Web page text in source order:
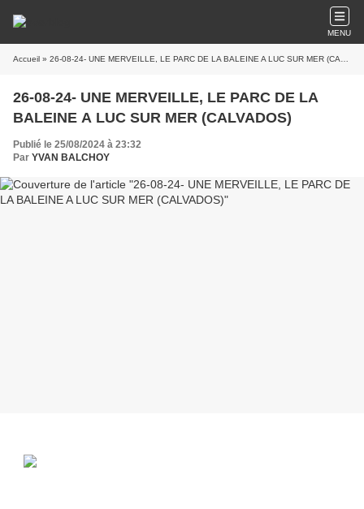
MENU
Accueil » 26-08-24- UNE MERVEILLE, LE PARC DE LA BALEINE A LUC SUR MER (CALVADOS)
26-08-24- UNE MERVEILLE, LE PARC DE LA
BALEINE A LUC SUR MER (CALVADOS)
Publié le 25/08/2024 à 23:32
Par YVAN BALCHOY